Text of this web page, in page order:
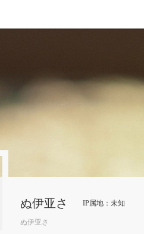
ぬ伊亚さ IP属地：未知
ぬ伊亚さ